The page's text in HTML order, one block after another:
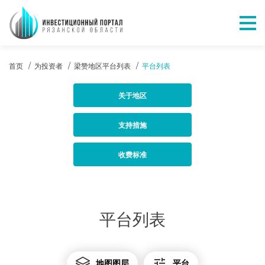
ХЛЕБНЫЕ КРОШКИ
首页 为投资者 梁赞地区平台列表 平台列表
关于地区
支持措施
收费标准
平台列表